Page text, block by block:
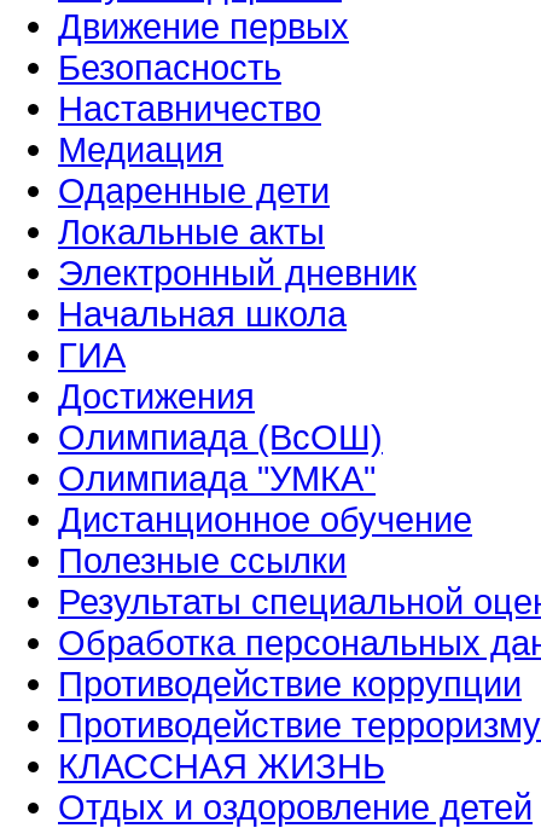
Движение первых
Безопасность
Наставничество
Медиация
Одаренные дети
Локальные акты
Электронный дневник
Начальная школа
ГИА
Достижения
Олимпиада (ВсОШ)
Олимпиада "УМКА"
Дистанционное обучение
Полезные ссылки
Результаты специальной
Обработка персональных
Противодействие коррупции
Противодействие терроризму
КЛАССНАЯ ЖИЗНЬ
Отдых и оздоровление детей